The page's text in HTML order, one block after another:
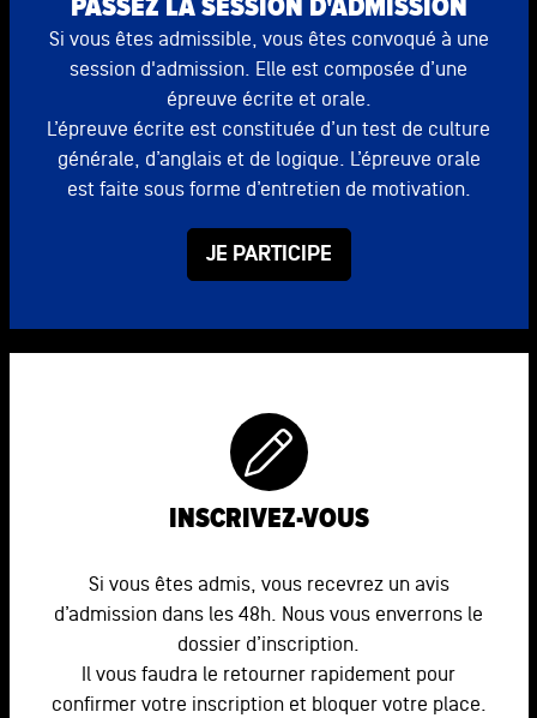
PASSEZ LA SESSION D'ADMISSION
Si vous êtes admissible, vous êtes convoqué à une
session d'admission. Elle est composée d’une
épreuve écrite et orale.
L’épreuve écrite est constituée d’un test de culture
générale, d’anglais et de logique. L’épreuve orale
est faite sous forme d’entretien de motivation.
JE PARTICIPE
INSCRIVEZ-VOUS
Si vous êtes admis, vous recevrez un avis
d’admission dans les 48h. Nous vous enverrons le
dossier d’inscription.
Il vous faudra le retourner rapidement pour
confirmer votre inscription et bloquer votre place.